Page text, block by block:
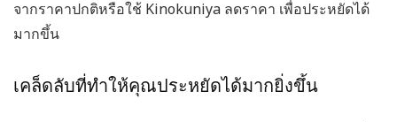
จากราคาปกติหรือใช้ Kinokuniya ลดราคา เพื่อประหยัดได้
มากขึ้น
เคล็ดลับที่ทำให้คุณประหยัดได้มากยิ่งขึ้น